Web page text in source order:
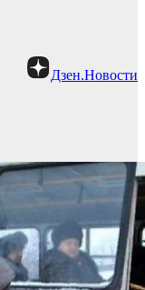
Дзен.Новости